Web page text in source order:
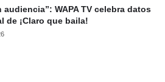
audiencia”: WAPA TV celebra datos
de ¡Claro que baila!